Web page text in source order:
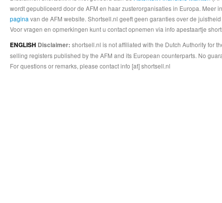
wordt gepubliceerd door de AFM en haar zusterorganisaties in Europa.
pagina van de AFM website. Shortsell.nl geeft geen garanties over de
Voor vragen en opmerkingen kunt u contact opnemen via info apestaartje
ENGLISH Disclaimer: shortsell.nl is not affiliated with the Dutch Authority for
selling registers published by the AFM and its European counterparts. No
For questions or remarks, please contact info [at] shortsell.nl